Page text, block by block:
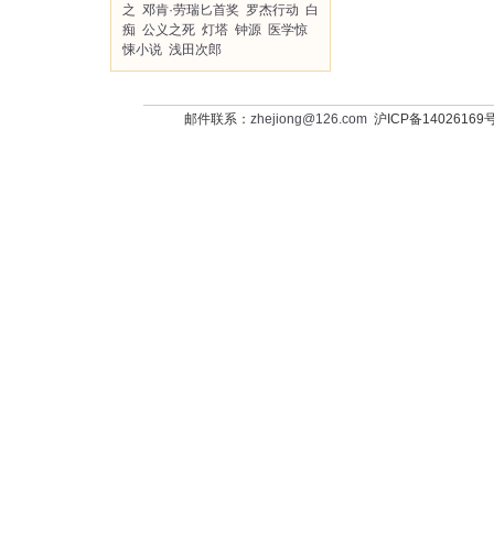
之 邓肯·劳瑞匕首奖 罗杰行动 白
痴 公义之死 灯塔 钟源 医学惊
悚小说 浅田次郎
邮件联系： zhejiong@126.com沪ICP备14026169